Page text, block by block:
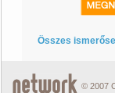
Összes ismerőse
© 2007